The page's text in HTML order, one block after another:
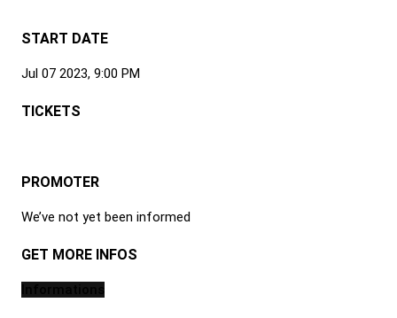
START DATE
Jul 07 2023, 9:00 PM
TICKETS
PROMOTER
We’ve not yet been informed
GET MORE INFOS